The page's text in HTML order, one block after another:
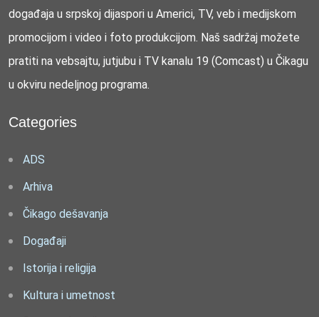
događaja u srpskoj dijaspori u Americi, TV, veb i medijskom
promocijom i video i foto produkcijom. Naš sadržaj možete
pratiti na vebsajtu, jutjubu i TV kanalu 19 (Comcast) u Čikagu
u okviru nedeljnog programa.
Categories
ADS
Arhiva
Čikago dešavanja
Događaji
Istorija i religija
Kultura i umetnost